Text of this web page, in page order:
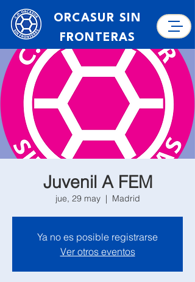
ORCASUR SIN
FRONTERAS
Juvenil A FEM
jue, 29 may
  |
Madrid
Ya no es posible registrarse
Ver otros eventos